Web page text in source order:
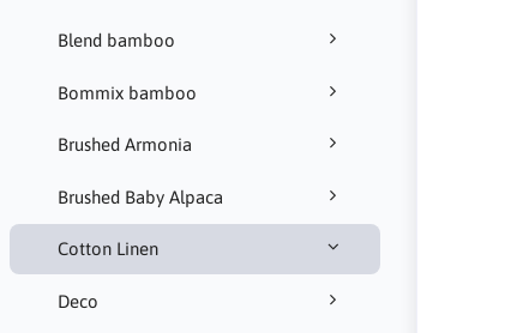
Blend bamboo
Bommix bamboo
Brushed Armonia
Brushed Baby Alpaca
Cotton Linen
Deco